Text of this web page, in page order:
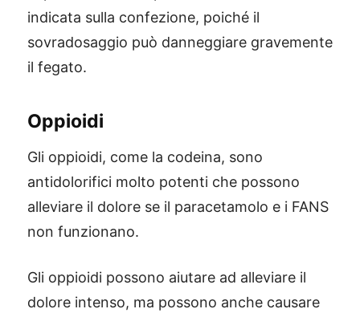
indicata sulla confezione, poiché il
sovradosaggio può danneggiare gravemente
il fegato.
Oppioidi
Gli oppioidi, come la codeina, sono
antidolorifici molto potenti che possono
alleviare il dolore se il paracetamolo e i FANS
non funzionano.
Gli oppioidi possono aiutare ad alleviare il
dolore intenso, ma possono anche causare